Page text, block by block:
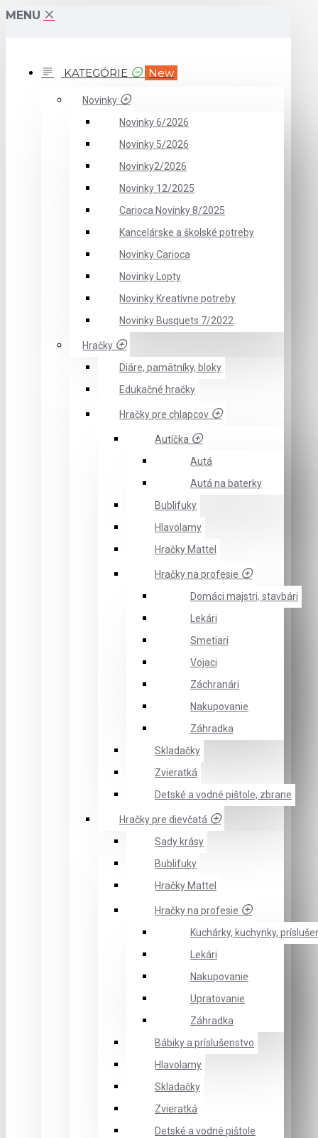
MENU
KATEGÓRIE New
Novinky
Novinky 6/2026
Novinky 5/2026
Novinky2/2026
Novinky 12/2025
Carioca Novinky 8/2025
Kancelárske a školské potreby
Novinky Carioca
Novinky Lopty
Novinky Kreatívne potreby
Novinky Busquets 7/2022
Hračky
Diáre, pamätníky, bloky
Edukačné hračky
Hračky pre chlapcov
Autíčka
Autá
Autá na baterky
Bublifuky
Hlavolamy
Hračky Mattel
Hračky na profesie
Domáci majstri, stavbári
Lekári
Smetiari
Vojaci
Záchranári
Nakupovanie
Záhradka
Skladačky
Zvieratká
Detské a vodné pištole, zbrane
Hračky pre dievčatá
Sady krásy
Bublifuky
Hračky Mattel
Hračky na profesie
Kuchárky, kuchynky,
Lekári
Nakupovanie
Upratovanie
Záhradka
Bábiky a príslušenstvo
Hlavolamy
Skladačky
Zvieratká
Detské a vodné pištole